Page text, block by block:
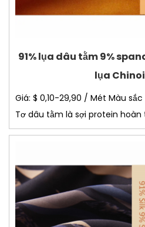
91% lụa dâu tằm 9%
lụa
Giá: $ 0,10-29,90 / Mét Màu
Tơ dâu tằm là sợi protein hoàn